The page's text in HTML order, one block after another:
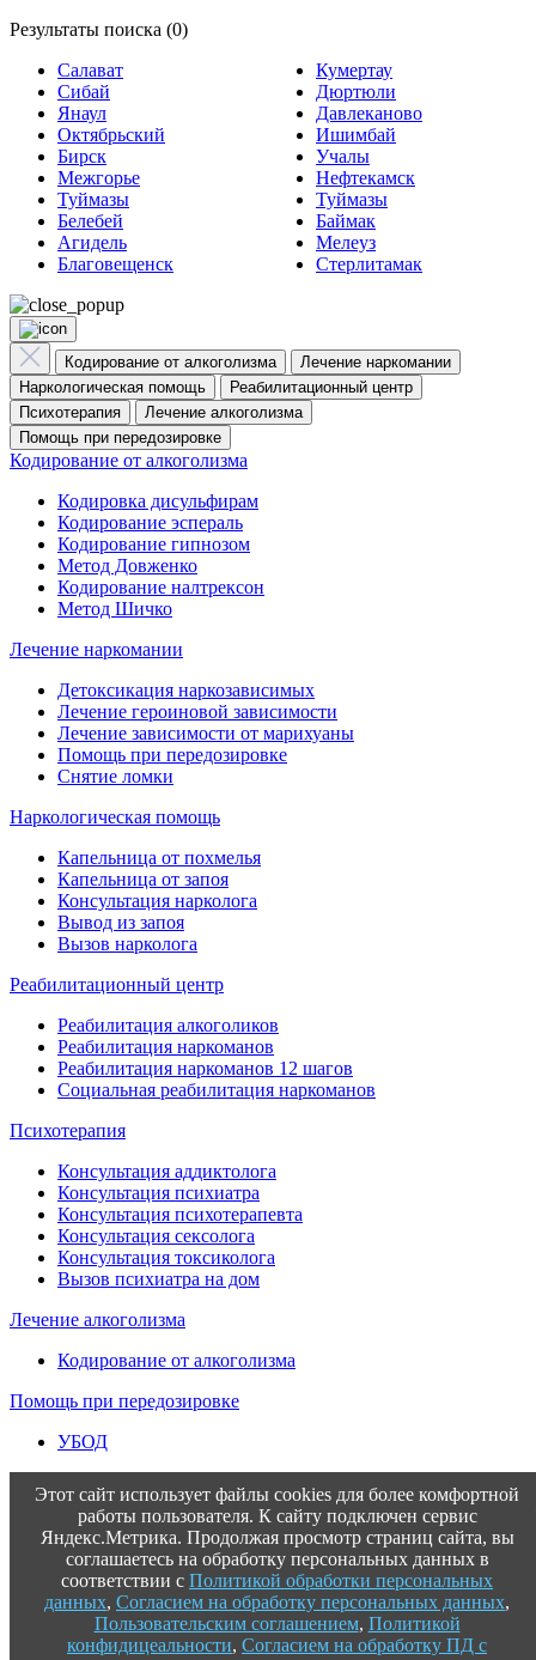
Результаты поиска (0)
Салават
Кумертау
Сибай
Дюртюли
Янаул
Давлеканово
Октябрьский
Ишимбай
Бирск
Учалы
Межгорье
Нефтекамск
Туймазы
Туймазы
Белебей
Баймак
Агидель
Мелеуз
Благовещенск
Стерлитамак
Кодирование от алкоголизма
Лечение наркомании
Наркологическая помощь
Реабилитационный центр
Психотерапия
Лечение алкоголизма
Помощь при передозировке
Кодирование от алкоголизма
Кодировка дисульфирам
Кодирование эспераль
Кодирование гипнозом
Метод Довженко
Кодирование налтрексон
Метод Шичко
Лечение наркомании
Детоксикация наркозависимых
Лечение героиновой зависимости
Лечение зависимости от марихуаны
Помощь при передозировке
Снятие ломки
Наркологическая помощь
Капельница от похмелья
Капельница от запоя
Консультация нарколога
Вывод из запоя
Вызов нарколога
Реабилитационный центр
Реабилитация алкоголиков
Реабилитация наркоманов
Реабилитация наркоманов 12 шагов
Социальная реабилитация наркоманов
Психотерапия
Консультация аддиктолога
Консультация психиатра
Консультация психотерапевта
Консультация сексолога
Консультация токсиколога
Вызов психиатра на дом
Лечение алкоголизма
Кодирование от алкоголизма
Помощь при передозировке
УБОД
Этот сайт использует файлы cookies для более комфортной
работы пользователя. К сайту подключен сервис
Яндекс.Метрика. Продолжая просмотр страниц сайта, вы
соглашаетесь на обработку персональных данных в
соответствии с Политикой обработки персональных
данных, Согласием на обработку персональных данных,
Пользовательским соглашением, Политикой
конфидицеальности, Согласием на обработку ПД с